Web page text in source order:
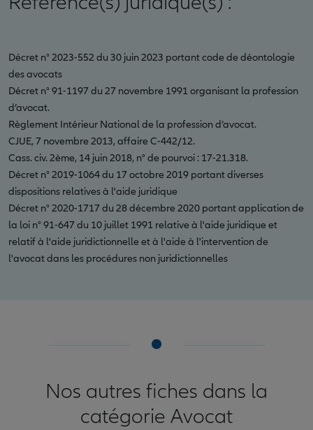
Décret n° 2023-552 du 30 juin 2023 portant code de déontologie
des avocats
Décret n° 91-1197 du 27 novembre 1991 organisant la profession
d’avocat.
Règlement Intérieur National de la profession d’avocat.
CJUE, 7 novembre 2013, affaire C-442/12.
Cass. civ. 2ème, 14 juin 2018, n° de pourvoi : 17-21.318.
Décret n° 2019-1064 du 17 octobre 2019 portant diverses
dispositions relatives à l'aide juridique
Décret n° 2020-1717 du 28 décembre 2020 portant application de
la loi n° 91-647 du 10 juillet 1991 relative à l'aide juridique et
relatif à l'aide juridictionnelle et à l'aide à l'intervention de
l'avocat dans les procédures non juridictionnelles
Nos autres fiches dans la
catégorie Avocat